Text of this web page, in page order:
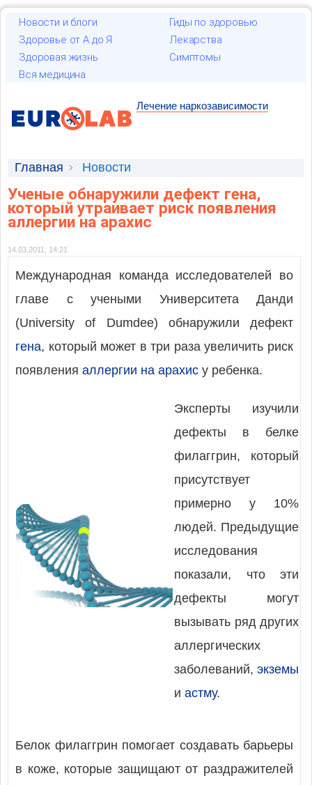
Новости и блоги
Гиды по здоровью
Здоровье от А до Я
Лекарства
Здоровая жизнь
Симптомы
Вся медицина
Лечение наркозависимости
Главная Новости
Ученые обнаружили дефект гена,
который утраивает риск появления
аллергии на арахис
14.03.2011, 14:21
Международная команда исследователей во
главе с учеными Университета Данди
(University of Dumdee) обнаружили дефект
гена, который может в три раза увеличить риск
появления аллергии на арахис у ребенка.
Эксперты изучили
дефекты в белке
филаггрин, который
присутствует
примерно у 10%
людей. Предыдущие
исследования
показали, что эти
дефекты могут
вызывать ряд других
аллергических
заболеваний, экземы
и астму.
Белок филаггрин помогает создавать барьеры
в коже, которые защищают от раздражителей